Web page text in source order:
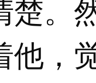
楚。
他，